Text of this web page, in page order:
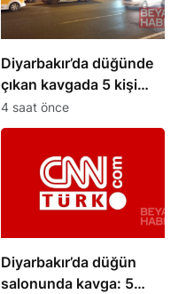
Diyarbakır’da düğünde
çıkan kavgada 5 kişi
yaralandı
4 saat önce
Diyarbakır’da düğün
salonunda kavga: 5